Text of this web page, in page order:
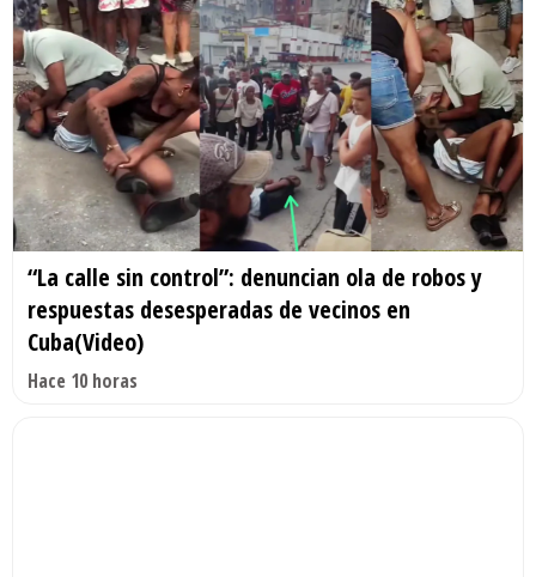
“La calle sin control”: denuncian ola de robos y
respuestas desesperadas de vecinos en
Cuba(Video)
Hace 10 horas